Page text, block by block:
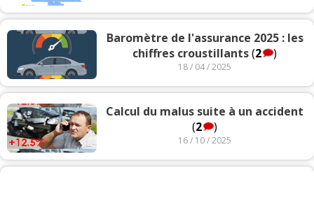
Baromètre de l'assurance 2025 : les
chiffres croustillants(2 )
18 / 04 / 2025
Calcul du malus suite à un accident
(2 )
16 / 10 / 2025